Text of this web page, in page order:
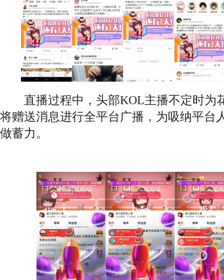
直播过程中，头部KOL主播不定时为
将赠送消息进行全平台广播，为吸纳平台
做蓄力。